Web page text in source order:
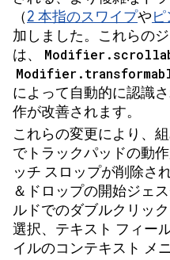
（2 本指のスワイプや
加しました。これらの
は、
によって自動的に認識
作が改善されます。
これらの変更により、
でトラックパッドの動
ッチ スロップが削除さ
＆ドロップの開始ジェ
ルドでのダブルクリッ
選択、テキスト フィー
イルのコンテキスト メ